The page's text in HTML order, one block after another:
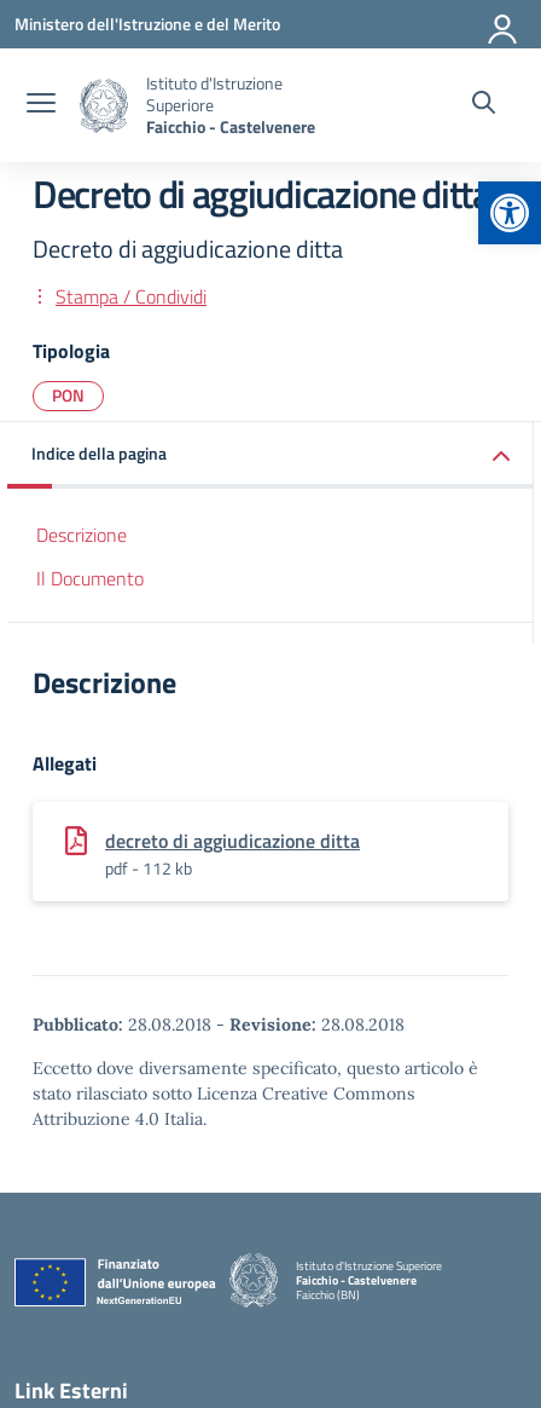
Vai ai contenuti
Vai al menu di navigazione
Vai al footer
Ministero dell'Istruzione e del Merito
Istituto d'Istruzione
Superiore
Faicchio - Castelvenere
Decreto di aggiudicazione ditta
Decreto di aggiudicazione ditta
Stampa / Condividi
Tipologia
PON
Indice della pagina
Descrizione
Il Documento
Descrizione
Allegati
decreto di aggiudicazione ditta
pdf - 112 kb
Pubblicato: 28.08.2018 - Revisione: 28.08.2018
Eccetto dove diversamente specificato, questo articolo è
stato rilasciato sotto Licenza Creative Commons
Attribuzione 4.0 Italia.
Istituto d'Istruzione Superiore
Faicchio - Castelvenere
Faicchio (BN)
Link Esterni